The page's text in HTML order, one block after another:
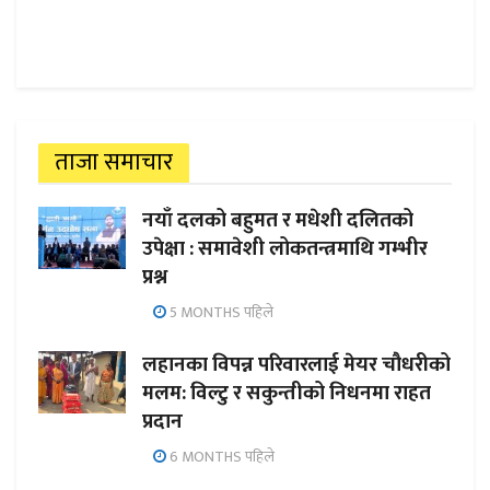
ताजा समाचार
नयाँ दलको बहुमत र मधेशी दलितको
उपेक्षा : समावेशी लोकतन्त्रमाथि गम्भीर
प्रश्न
5 MONTHS पहिले
लहानका विपन्न परिवारलाई मेयर चौधरीको
मलम: विल्टु र सकुन्तीको निधनमा राहत
प्रदान
6 MONTHS पहिले